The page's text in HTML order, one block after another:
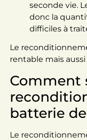
seconde vie.
donc la
difficiles à
Le
rentable mais
Comment
batterie
Le